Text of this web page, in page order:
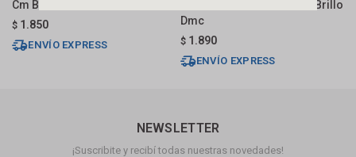
Cm Blanco Dmc
$ 1.850
ENVÍO EXPRESS
33x29 Cm C/mesa Blanca Brillo
Dmc
$ 1.890
ENVÍO EXPRESS
NEWSLETTER
¡Suscribite y recibí todas nuestras novedades!